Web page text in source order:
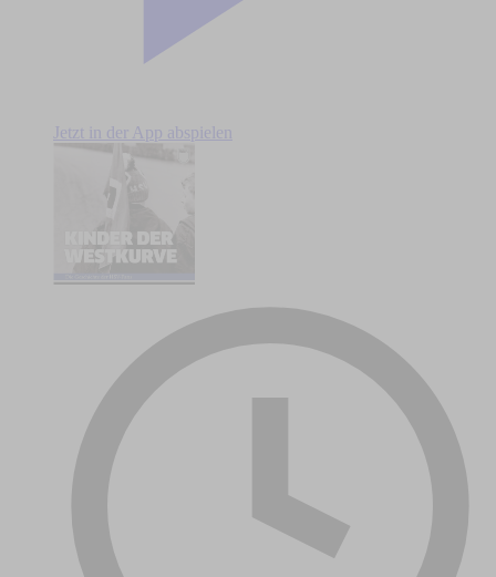
Jetzt in der App abspielen